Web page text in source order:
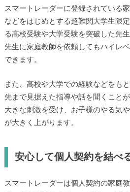
スマートレーダーに登録されている
などをはじめとする超難関大学生限
る高校受験や大学受験を突破した先
先生に家庭教師を依頼してもハイレ
できます。
また、高校や大学での経験などをも
先まで見据えた指導や話を聞くこと
大きな刺激を受け、お子様のやる気
が大きく上がります。
安心して個人契約を結べ
スマートレーダーは個人契約の家庭